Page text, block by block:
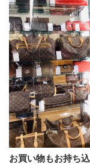
お買い物もお持ち